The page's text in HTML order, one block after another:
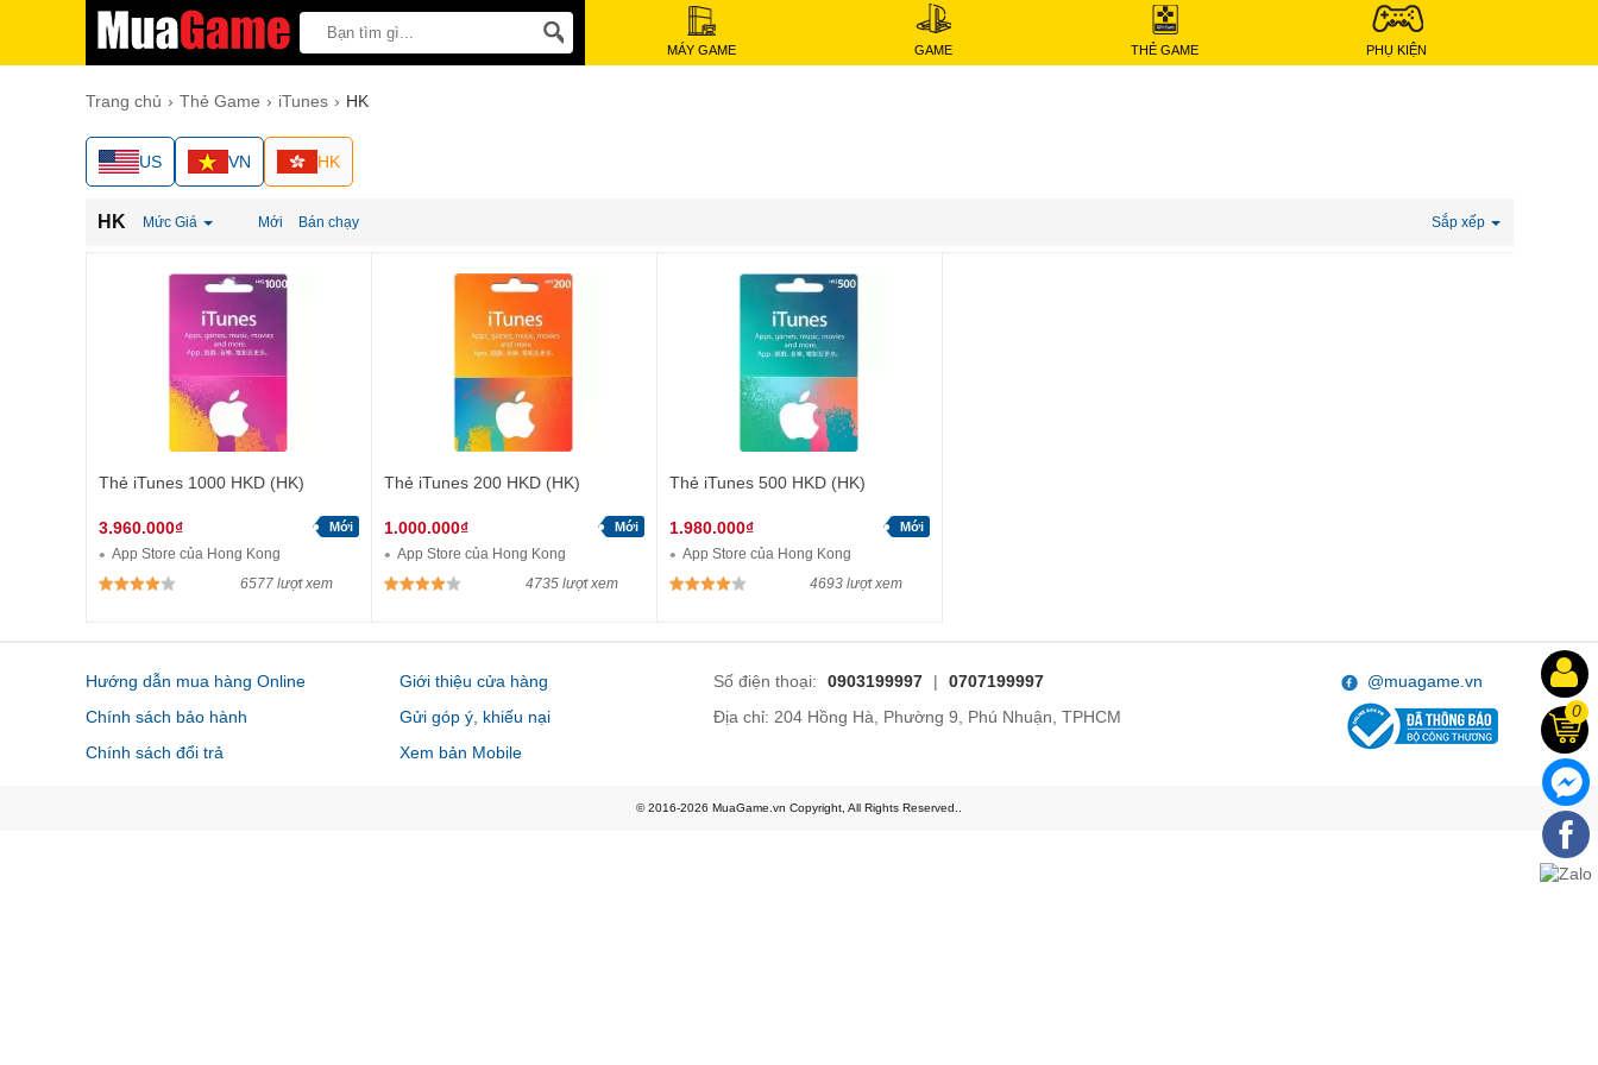
MÁY GAME GAME THẺ GAME PHỤ KIỆN
Trang chủ Thẻ Game iTunes HK
US VN HK
HK Mức Giá Mới Bán chạy Sắp xếp
Thẻ iTunes 1000 HKD (HK)
3.960.000₫ Mới
App Store của Hong Kong
6577 lượt xem
Thẻ iTunes 200 HKD (HK)
1.000.000₫ Mới
App Store của Hong Kong
4735 lượt xem
Thẻ iTunes 500 HKD (HK)
1.980.000₫ Mới
App Store của Hong Kong
4693 lượt xem
Hướng dẫn mua hàng Online
Chính sách bảo hành
Chính sách đổi trả
Giới thiệu cửa hàng
Gửi góp ý, khiếu nại
Xem bản Mobile
Số điện thoại: 0903199997 |
0707199997
Địa chỉ: 204 Hồng Hà, Phường 9, Phú Nhuận, TPHCM
@muagame.vn
© 2016-2026 MuaGame.vn Copyright, All Rights Reserved..
0